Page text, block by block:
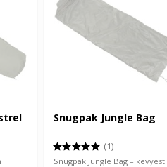
Snugpak Jungle Bag
(1)
Snugpak Jungle Bag – kevyesti